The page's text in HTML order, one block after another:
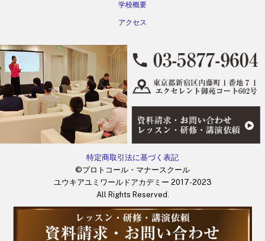
Back
学校概要
アクセス
特定商取引法に基づく表記
©プロトコール・マナースクール
ユウキアユミワールドアカデミー 2017-2023
All Rights Reserved.